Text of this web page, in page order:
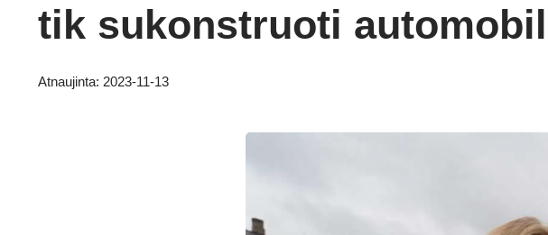
tik sukonstruoti
Atnaujinta: 2023-11-13